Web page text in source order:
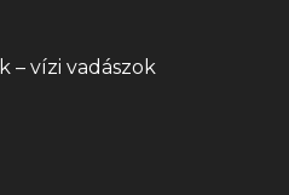
– vízi vadászok